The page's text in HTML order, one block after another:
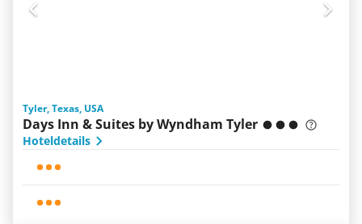
Tyler, Texas, USA
Days Inn & Suites by Wyndham Tyler
Hoteldetails